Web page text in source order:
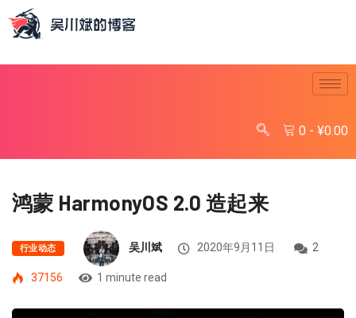
0 - ¥0.00
鸿蒙 HarmonyOS 2.0 造起来
行业动态 吴川斌 2020年9月11日 2
37156 1 minute read